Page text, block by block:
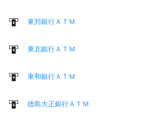
東邦銀行ＡＴＭ
東北銀行ＡＴＭ
東和銀行ＡＴＭ
徳島大正銀行ＡＴＭ